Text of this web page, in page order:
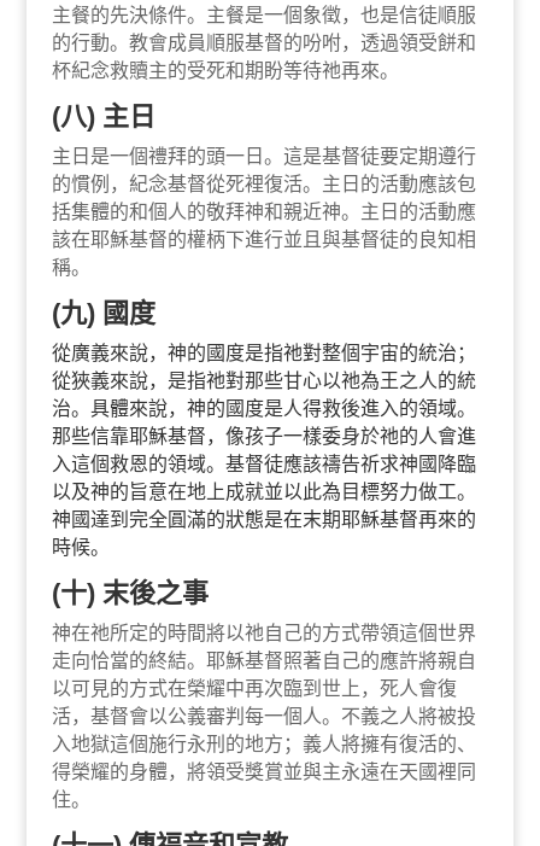
主餐的先決條件。主餐是一個象徵，也是信徒順服
的行動。教會成員順服基督的吩咐，透過領受餅和
杯紀念救贖主的受死和期盼等待祂再來。
(八) 主日
主日是一個禮拜的頭一日。這是基督徒要定期遵行
的慣例，紀念基督從死裡復活。主日的活動應該包
括集體的和個人的敬拜神和親近神。主日的活動應
該在耶穌基督的權柄下進行並且與基督徒的良知相
稱。
(九) 國度
從廣義來說，神的國度是指祂對整個宇宙的統治；
從狹義來說，是指祂對那些甘心以祂為王之人的統
治。具體來說，神的國度是人得救後進入的領域。
那些信靠耶穌基督，像孩子一樣委身於祂的人會進
入這個救恩的領域。基督徒應該禱告祈求神國降臨
以及神的旨意在地上成就並以此為目標努力做工。
神國達到完全圓滿的狀態是在末期耶穌基督再來的
時候。
(十) 末後之事
神在祂所定的時間將以祂自己的方式帶領這個世界
走向恰當的終結。耶穌基督照著自己的應許將親自
以可見的方式在榮耀中再次臨到世上，死人會復
活，基督會以公義審判每一個人。不義之人將被投
入地獄這個施行永刑的地方；義人將擁有復活的、
得榮耀的身體，將領受獎賞並與主永遠在天國裡同
住。